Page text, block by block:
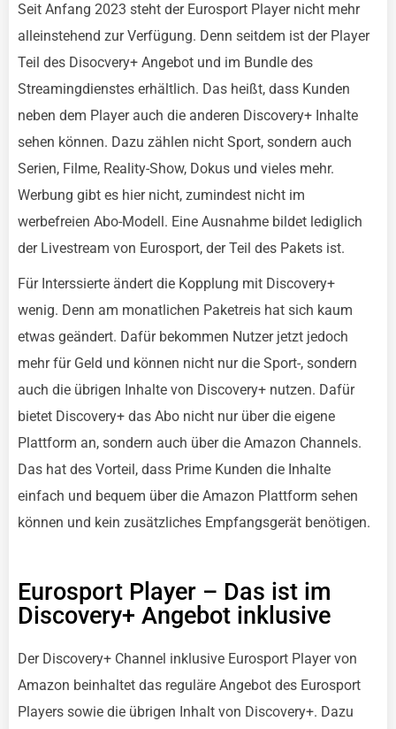
Seit Anfang 2023 steht der Eurosport Player nicht mehr
alleinstehend zur Verfügung. Denn seitdem ist der Player
Teil des Disocvery+ Angebot und im Bundle des
Streamingdienstes erhältlich. Das heißt, dass Kunden
neben dem Player auch die anderen Discovery+ Inhalte
sehen können. Dazu zählen nicht Sport, sondern auch
Serien, Filme, Reality-Show, Dokus und vieles mehr.
Werbung gibt es hier nicht, zumindest nicht im
werbefreien Abo-Modell. Eine Ausnahme bildet lediglich
der Livestream von Eurosport, der Teil des Pakets ist.
Für Interssierte ändert die Kopplung mit Discovery+
wenig. Denn am monatlichen Paketreis hat sich kaum
etwas geändert. Dafür bekommen Nutzer jetzt jedoch
mehr für Geld und können nicht nur die Sport-, sondern
auch die übrigen Inhalte von Discovery+ nutzen. Dafür
bietet Discovery+ das Abo nicht nur über die eigene
Plattform an, sondern auch über die Amazon Channels.
Das hat des Vorteil, dass Prime Kunden die Inhalte
einfach und bequem über die Amazon Plattform sehen
können und kein zusätzliches Empfangsgerät benötigen.
Eurosport Player – Das ist im
Discovery+ Angebot inklusive
Der Discovery+ Channel inklusive Eurosport Player von
Amazon beinhaltet das reguläre Angebot des Eurosport
Players sowie die übrigen Inhalt von Discovery+. Dazu